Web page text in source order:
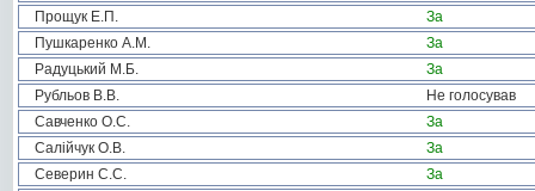
Прощук Е.П.
За
Пушкаренко А.М.
За
Радуцький М.Б.
За
Рубльов В.В.
Не голосував
Савченко О.С.
За
Салійчук О.В.
За
Северин С.С.
За